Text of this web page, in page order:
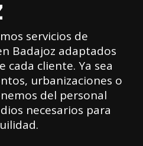
servicios de
Badajoz adaptados
cada cliente. Ya sea
urbanizaciones o
del personal
necesarios para